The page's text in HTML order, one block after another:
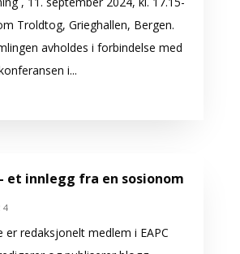
Troldtog, Grieghallen, Bergen.
avholdes i forbindelse med
i...
et innlegg fra en sosionom
er redaksjonelt medlem i EAPC